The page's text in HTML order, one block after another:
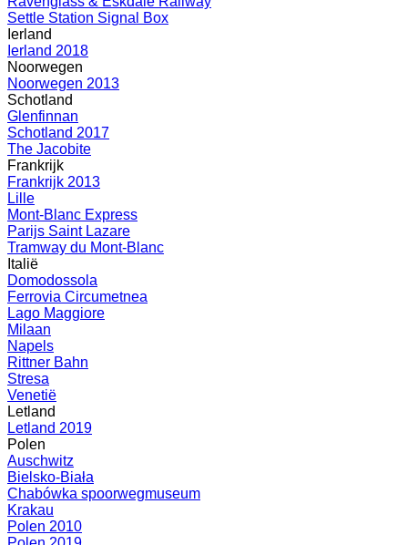
Settle Station Signal Box
Ierland
Ierland 2018
Noorwegen
Noorwegen 2013
Schotland
Glenfinnan
Schotland 2017
The Jacobite
Frankrijk
Frankrijk 2013
Lille
Mont-Blanc Express
Parijs Saint Lazare
Tramway du Mont-Blanc
Italië
Domodossola
Ferrovia Circumetnea
Lago Maggiore
Milaan
Napels
Rittner Bahn
Stresa
Venetië
Letland
Letland 2019
Polen
Auschwitz
Bielsko-Biała
Chabówka spoorwegmuseum
Krakau
Polen 2010